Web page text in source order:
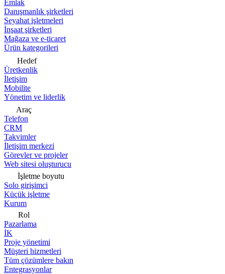
Emlak
Danışmanlık şirketleri
Seyahat işletmeleri
İnşaat şirketleri
Mağaza ve e-ticaret
Ürün kategorileri
Hedef
Üretkenlik
İletişim
Mobilite
Yönetim ve liderlik
Araç
Telefon
CRM
Takvimler
İletişim merkezi
Görevler ve projeler
Web sitesi oluşturucu
İşletme boyutu
Solo girişimci
Küçük işletme
Kurum
Rol
Pazarlama
İK
Proje yönetimi
Müşteri hizmetleri
Tüm çözümlere bakın
Entegrasyonlar